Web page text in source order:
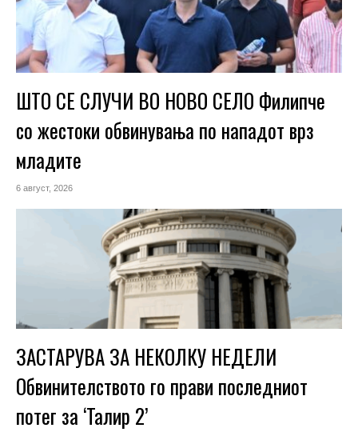
ШТО СЕ СЛУЧИ ВО НОВО СЕЛО Филипче
со жестоки обвинувања по нападот врз
младите
6 август, 2026
ЗАСТАРУВА ЗА НЕКОЛКУ НЕДЕЛИ
Обвинителството го прави последниот
потег за ‘Талир 2’